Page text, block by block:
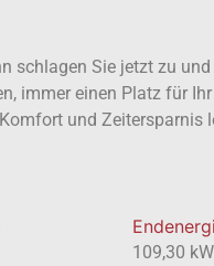
schlagen Sie jetzt zu
immer einen Platz für
und Zeitersparnis
109,30